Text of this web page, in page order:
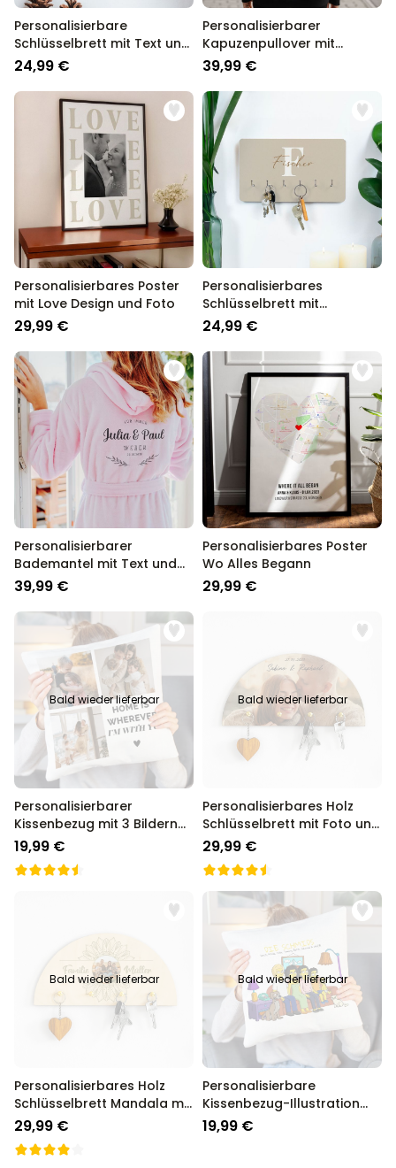
Personalisierbare
Schlüsselbrett mit Text und
Symbol
24,99 €
Personalisierbarer
Kapuzenpullover mit
Schwarz Weiß Fotos und
39,99 €
Personalisierbares Poster
mit Love Design und Foto
29,99 €
Personalisierbares
Schlüsselbrett mit
Monogramm
24,99 €
Personalisierbarer
Bademantel mit Text und
Kranz
39,99 €
Personalisierbares Poster
Wo Alles Begann
29,99 €
Bald wieder lieferbar
Personalisierbarer
Kissenbezug mit 3 Bildern
und Text
19,99 €
Bald wieder lieferbar
Personalisierbares Holz
Schlüsselbrett mit Foto und
Text
29,99 €
Bald wieder lieferbar
Personalisierbares Holz
Schlüsselbrett Mandala mit
Foto und Text
29,99 €
Bald wieder lieferbar
Personalisierbare
Kissenbezug-Illustration
Cartoon Familie
19,99 €